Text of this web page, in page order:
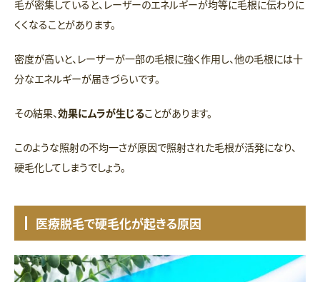
毛が密集していると、レーザーのエネルギーが均等に毛根に伝わりに
くくなることがあります。
密度が高いと、レーザーが一部の毛根に強く作用し、他の毛根には十
分なエネルギーが届きづらいです。
その結果、効果にムラが生じることがあります。
このような照射の不均一さが原因で照射された毛根が活発になり、
硬毛化してしまうでしょう。
医療脱毛で硬毛化が起きる原因